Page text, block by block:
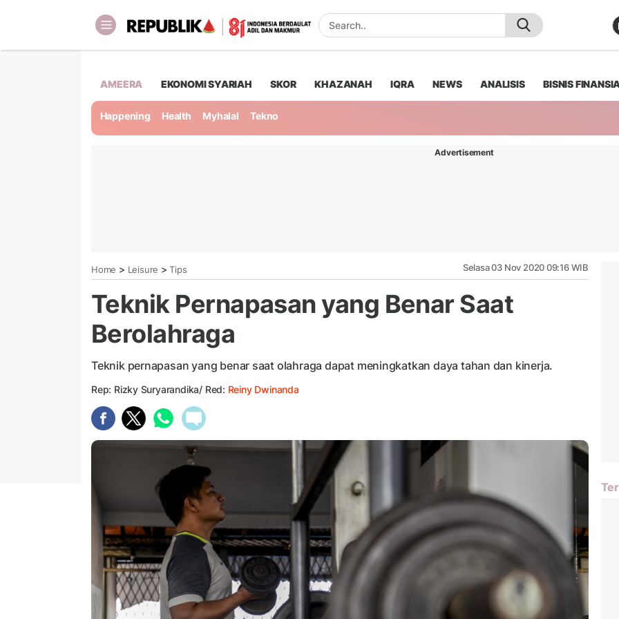
AMEERA EKONOMI SYARIAH SKOR KHAZANAH IQRA NEWS ANALISIS BISNIS
Happening Health Myhalal Tekno
Advertisement
Home > Leisure > Tips Selasa 03 Nov 2020 09:16 WIB
Teknik Pernapasan yang Benar Saat
Berolahraga
Teknik pernapasan yang benar saat olahraga dapat meningkatkan daya tahan dan kinerja.
Rep: Rizky Suryarandika/ Red: Reiny Dwinanda